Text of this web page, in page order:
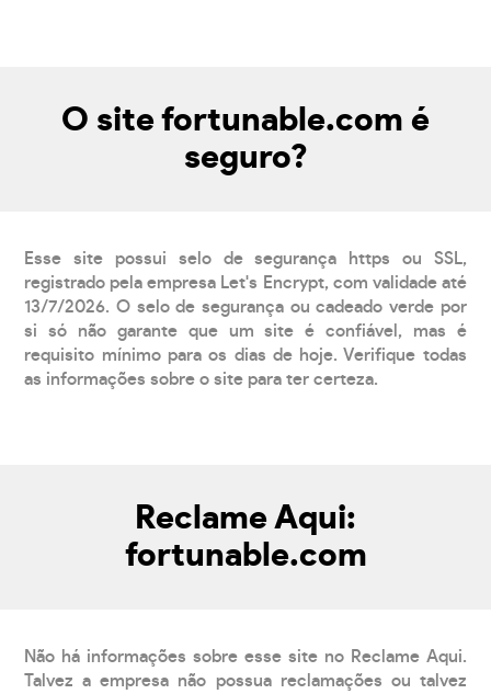
O site fortunable.com é
seguro?
Esse site possui selo de segurança https ou SSL,
registrado pela empresa Let's Encrypt, com validade até
13/7/2026. O selo de segurança ou cadeado verde por
si só não garante que um site é confiável, mas é
requisito mínimo para os dias de hoje. Verifique todas
as informações sobre o site para ter certeza.
Reclame Aqui:
fortunable.com
Não há informações sobre esse site no Reclame Aqui.
Talvez a empresa não possua reclamações ou talvez